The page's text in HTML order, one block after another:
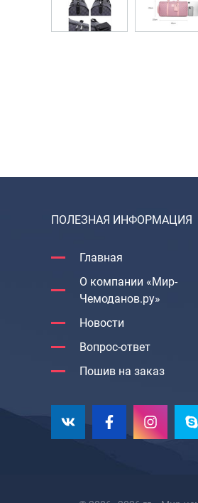
ПОЛЕЗНАЯ ИНФОРМАЦИЯ
Главная
О компании «Мир-
Чемоданов.ру»
Новости
Вопрос-ответ
Пошив на заказ